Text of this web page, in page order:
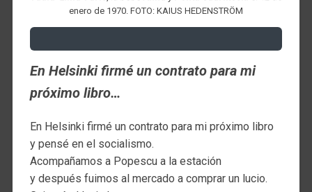
enero de 1970. FOTO: KAIUS HEDENSTRÖM
En Helsinki firmé un contrato para mi
próximo libro…
En Helsinki firmé un contrato para mi próximo libro
y pensé en el socialismo.
Acompañamos a Popescu a la estación
y después fuimos al mercado a comprar un lucio.